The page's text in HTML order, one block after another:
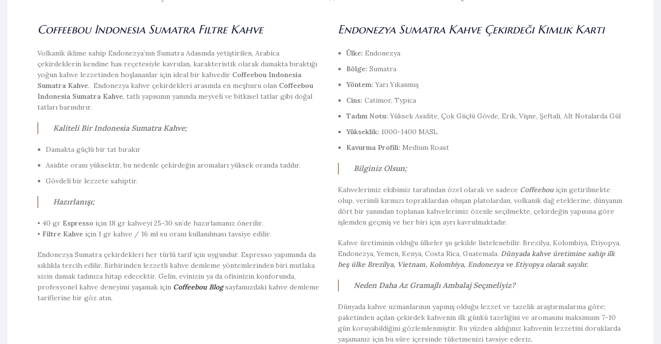
Coffeebou Indonesia Sumatra Filtre Kahve
Volkanik iklime sahip Endonezya’nın Sumatra Adasında yetiştirilen, Arabica
çekirdeklerin kendine has reçetesiyle kavrulan, karakteristik olarak damakta bıraktığı
yoğun kahve lezzetinden hoşlananlar için ideal bir kahvedir Coffeebou Indonesia
Sumatra Kahve. Endonezya kahve çekirdekleri arasında en meşhuru olan Coffeebou
Indonesia Sumatra Kahve, tatlı yapısının yanında meyveli ve bitkisel tatlar gibi doğal
tatları barındırır.
Kaliteli Bir Indonesia Sumatra Kahve;
Damakta güçlü bir tat bırakır
Asidite oranı yüksektir, bu nedenle çekirdeğin aromaları yüksek oranda tadılır.
Gövdeli bir lezzete sahiptir.
Hazırlanışı;
• 40 gr Espresso için 18 gr kahveyi 25-30 sn’de hazırlamanız önerilir.
• Filtre Kahve için 1 gr kahve / 16 ml su oranı kullanılması tavsiye edilir.
Endonezya Sumatra çekirdekleri her türlü tarif için uygundur. Espresso yapımında da
sıklıkla tercih edilir. Birbirinden lezzetli kahve demleme yöntemlerinden biri mutlaka
sizin damak tadınıza hitap edecektir. Gelin, evinizin ya da ofisinizin konforunda,
profesyonel kahve deneyimi yaşamak için Coffeebou Blogsayfamızdaki kahve demleme
tariflerine bir göz atın.
Endonezya Sumatra Kahve Çekirdeği Kimlik Kartı
Ülke: Endonezya
Bölge: Sumatra
Yöntem: Yarı Yıkanmış
Cins: Catimor, Typica
Tadım Notu: Yüksek Asidite, Çok Güçlü Gövde, Erik, Vişne, Şeftali, Alt Notalarda Gül
Yükseklik: 1000-1400 MASL
Kavurma Profili: Medium Roast
Bilginiz Olsun;
Kahvelerimiz ekibimiz tarafından özel olarak ve sadece Coffeebou için getirilmekte
olup, verimli kırmızı topraklardan oluşan platolardan, volkanik dağ eteklerine, dünyanın
dört bir yanından toplanan kahvelerimiz özenle seçilmekte, çekirdeğin yapısına göre
işlemden geçmiş ve her biri için ayrı kavrulmaktadır.
Kahve üretiminin olduğu ülkeler şu şekilde listelenebilir. Brezilya, Kolombiya, Etiyopya,
Endonezya, Yemen, Kenya, Costa Rica, Guatemala. Dünyada kahve üretimine sahip ilk
beş ülke Brezilya, Vietnam, Kolombiya, Endonezya ve Etiyopya olarak sayılır.
Neden Daha Az Gramajlı Ambalaj Seçmeliyiz?
Dünyada kahve uzmanlarının yapmış olduğu lezzet ve tazelik araştırmalarına göre;
paketinden açılan çekirdek kahvenin ilk günkü tazeliğini ve aromasını maksimum 7-10
gün koruyabildiğini gözlemlenmiştir. Bu yüzden aldığınız kahvenin lezzetini doruklarda
yaşamanız için bu süre içersinde tüketmenizi tavsiye ederiz.